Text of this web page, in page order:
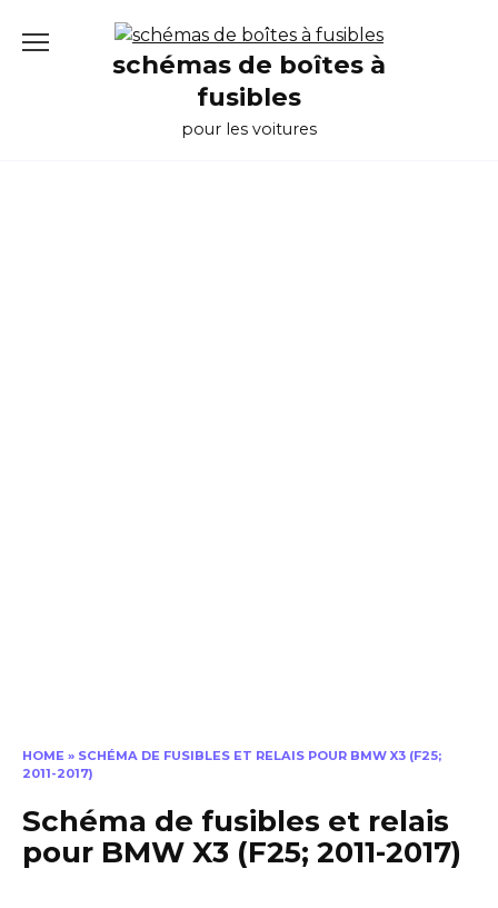
содержаниюschémas de boîtes à
fusibles
pour les voitures
HOME » SCHÉMA DE FUSIBLES ET RELAIS POUR BMW X3 (F25;
2011-2017)
Schéma de fusibles et relais
pour BMW X3 (F25; 2011-2017)